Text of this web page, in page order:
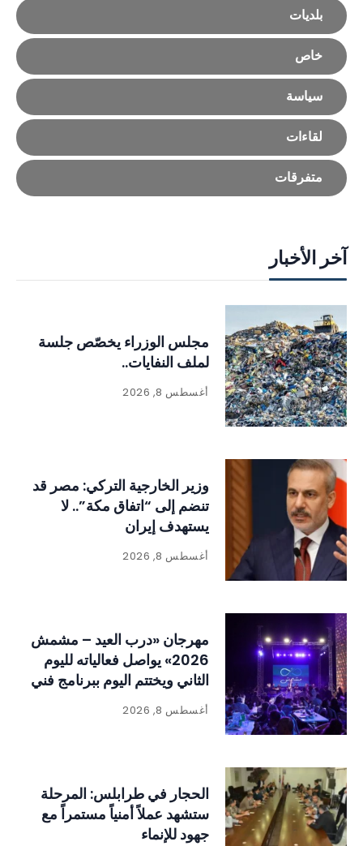
بلديات
خاص
سياسة
لقاءات
متفرقات
آخر الأخبار
مجلس الوزراء يخصّص جلسة
لملف النفايات..
أغسطس 8, 2026
وزير الخارجية التركي: مصر قد
تنضم إلى “اتفاق مكة”.. لا
يستهدف إيران
أغسطس 8, 2026
مهرجان «درب العيد – مشمش
2026» يواصل فعالياته لليوم
الثاني ويختتم اليوم ببرنامج فني
وتراثي حافل
أغسطس 8, 2026
الحجار في طرابلس: المرحلة
ستشهد عملاً أمنياً مستمراً مع
جهود للإنماء